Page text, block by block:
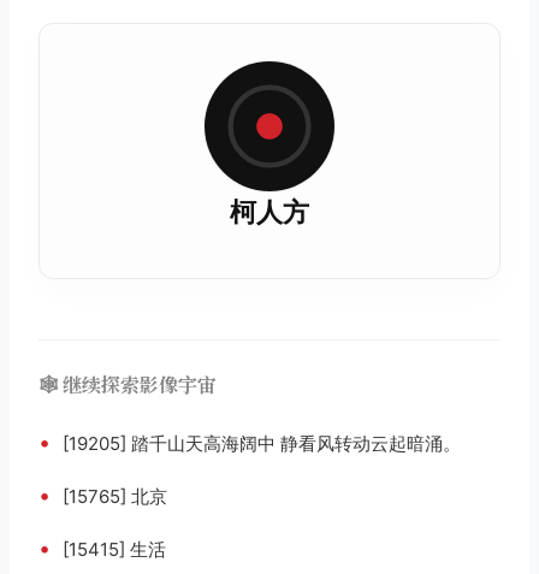
柯人方
🕸️ 继续探索影像宇宙
• [19205] 踏千山天高海阔中 静看风转动云起暗涌。
• [15765] 北京
• [15415] 生活